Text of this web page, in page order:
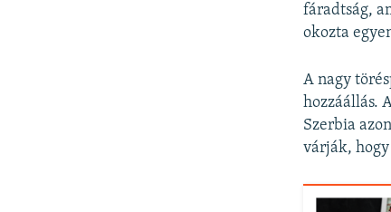
fáradtság,
okozta
A nagy
hozzáállás.
Szerbia
várják, hogy